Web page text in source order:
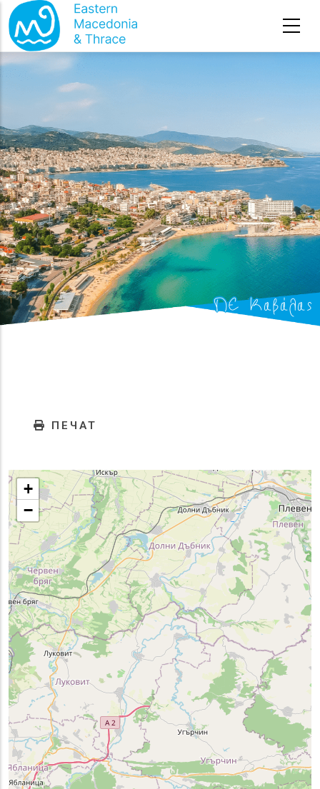
Премини към основното съдържание
ΠΕ Καβάλας
ПЕЧАТ
+
−